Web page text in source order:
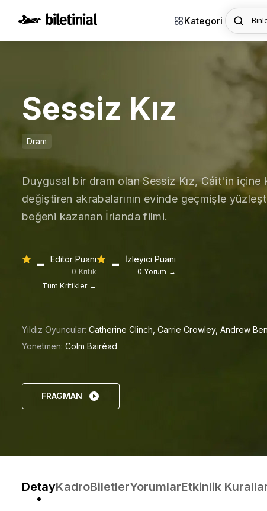
Kategori
Sessiz Kız
Dram
Duygusal bir dram olan Sessiz Kız, Cáit'in içine
değiştiren akrabalarının evinde geçmişle
beğeni kazanan İrlanda filmi.
- Editör Puanı
0 Kritik
Tüm Kritikler →
- İzleyici Puanı
0 Yorum →
Yıldız Oyuncular: Catherine Clinch, Carrie Crowley, Andrew
Yönetmen: Colm Bairéad
FRAGMAN
DetayKadroBiletlerYorumlarEtkinlik